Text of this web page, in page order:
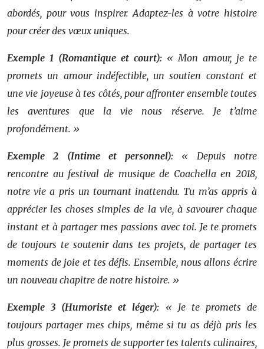
abordés, pour vous inspirer. Adaptez-les à votre histoire
pour créer des vœux uniques.
Exemple 1 (Romantique et court): « Mon amour, je te
promets un amour indéfectible, un soutien constant et
une vie joyeuse à tes côtés, pour affronter ensemble toutes
les aventures que la vie nous réserve. Je t’aime
profondément. »
Exemple 2 (Intime et personnel): « Depuis notre
rencontre au festival de musique de Coachella en 2018,
notre vie a pris un tournant inattendu. Tu m’as appris à
apprécier les choses simples de la vie, à savourer chaque
instant et à partager mes passions avec toi. Je te promets
de toujours te soutenir dans tes projets, de partager tes
moments de joie et tes défis. Ensemble, nous allons écrire
un nouveau chapitre de notre histoire. »
Exemple 3 (Humoriste et léger): « Je te promets de
toujours partager mes chips, même si tu as déjà pris les
plus grosses. Je promets de supporter tes talents culinaires,